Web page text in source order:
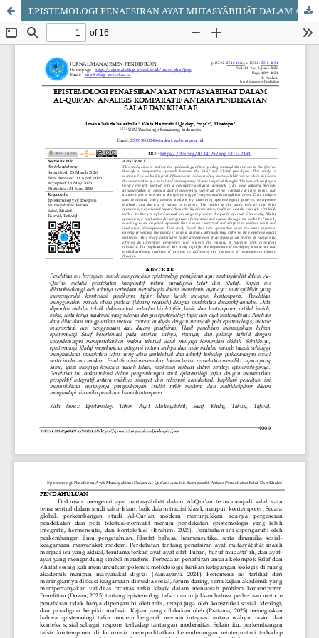
EPISTEMOLOGI PENAFSIRAN AYAT MUTASYĀBIHĀT DALAM AL-QUR’AN: ANALISIS KOMPARATIF ANTARA PENDEKATAN SALAF DAN KHALAF